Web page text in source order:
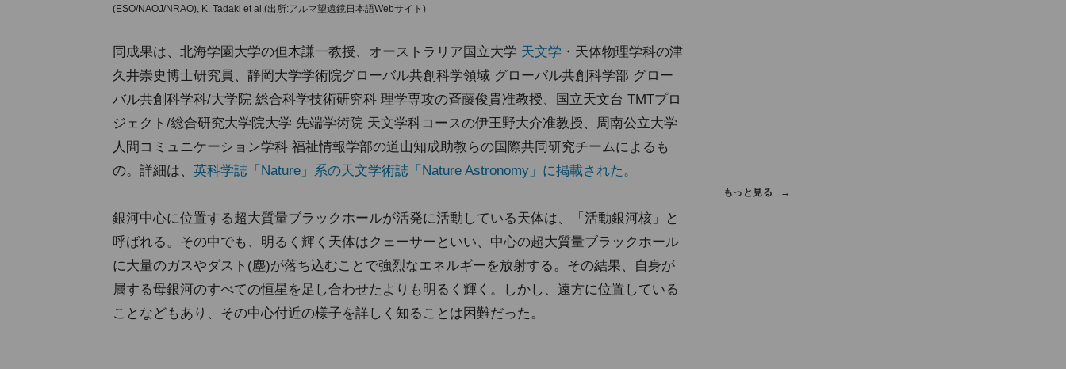
(ESO/NAOJ/NRAO), K. Tadaki et al.(出所:アルマ望遠鏡日本語Webサイト)
同成果は、北海学園大学の但木謙一教授、オーストラリア国立大学 天文学 ・天体物理学科の津
久井崇史博士研究員、静岡大学学術院グローバル共創科学領域 グローバル共創科学部 グロー
バル共創科学科/大学院 総合科学技術研究科 理学専攻の斉藤俊貴准教授、国立天文台 TMTプロ
ジェクト/総合研究大学院大学 先端学術院 天文学科コースの伊王野大介准教授、周南公立大学
人間コミュニケーション学科 福祉情報学部の道山知成助教らの国際共同研究チームによるも
の。詳細は、 英科学誌「Nature」系の天文学術誌「Nature Astronomy」に掲載された。
銀河中心に位置する超大質量ブラックホールが活発に活動している天体は、「活動銀河核」と
呼ばれる。その中でも、明るく輝く天体はクェーサーといい、中心の超大質量ブラックホール
に大量のガスやダスト(塵)が落ち込むことで強烈なエネルギーを放射する。その結果、自身が
属する母銀河のすべての恒星を足し合わせたよりも明るく輝く。しかし、遠方に位置している
ことなどもあり、その中心付近の様子を詳しく知ることは困難だった。
もっと見る